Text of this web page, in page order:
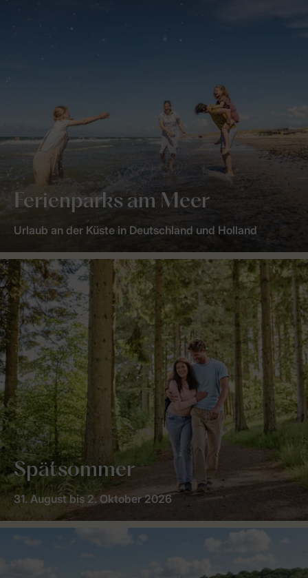
Ferienparks am Meer
Urlaub an der Küste in Deutschland und Holland
Spätsommer
31. August bis 2. Oktober 2026